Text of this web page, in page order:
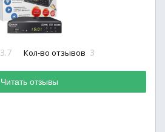
3.7 Кол-во отзывов 3
Читать отзывы